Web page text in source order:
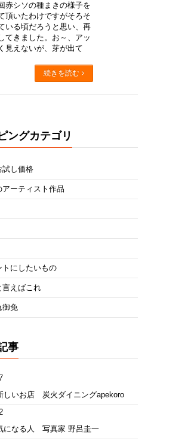
赤シソの種まきの様子を
頂いたわけですがそろそ
いる頃だろうと思い、再
てきました。お～、アッ
見えないが、芽が出て
続きを読む
ングカテゴリ
試し価格
アーティスト作品
トにしたいもの
言えばこれ
御免
事
しいお店 炭火ダイニングapekoro
になる人 写真家 野呂圭一